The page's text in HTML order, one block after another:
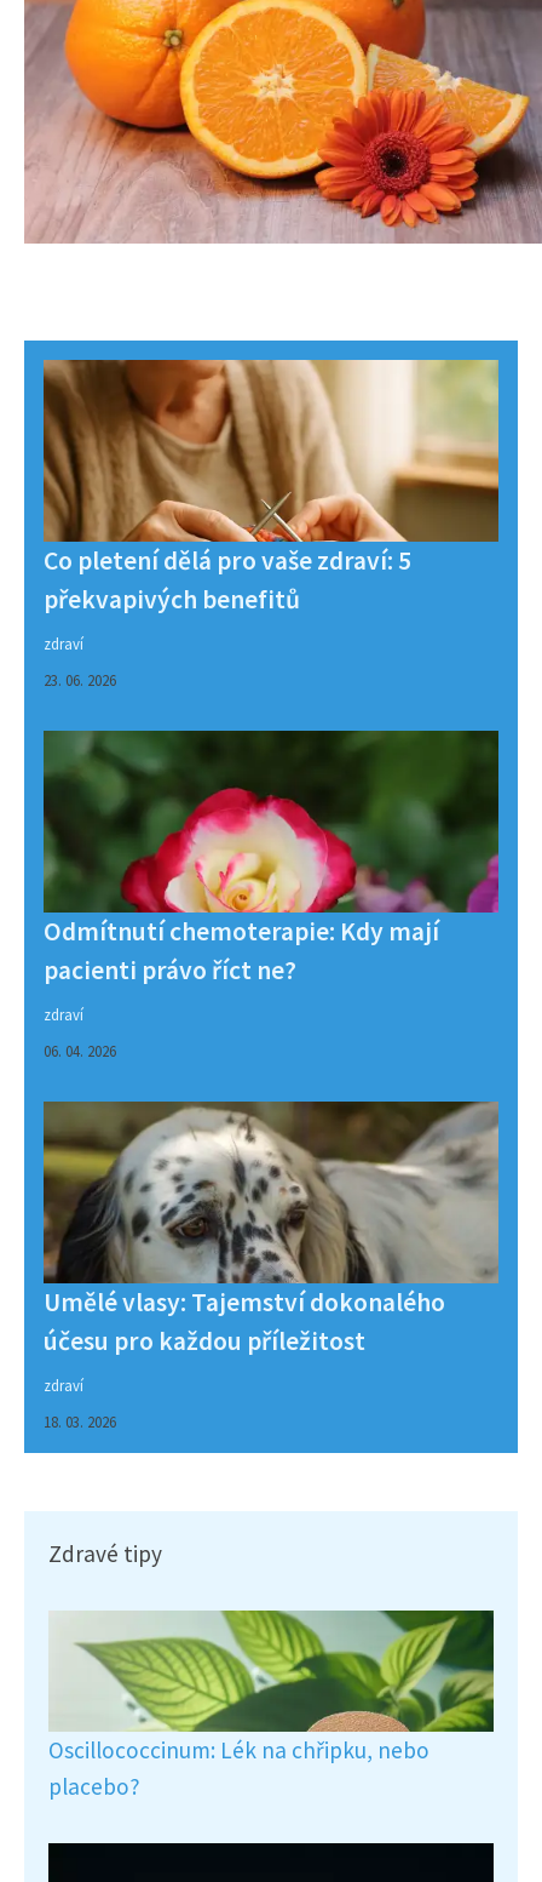
Co pletení dělá pro vaše zdraví: 5
překvapivých benefitů
zdraví
23. 06. 2026
Odmítnutí chemoterapie: Kdy mají
pacienti právo říct ne?
zdraví
06. 04. 2026
Umělé vlasy: Tajemství dokonalého
účesu pro každou příležitost
zdraví
18. 03. 2026
Zdravé tipy
Oscillococcinum: Lék na chřipku, nebo
placebo?